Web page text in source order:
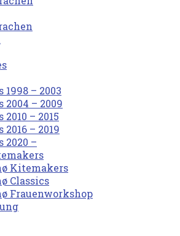
1998 – 2003
2004 – 2009
– 2015
– 2019
2020 –
Kitemakers
Classics
Frauenworkshop